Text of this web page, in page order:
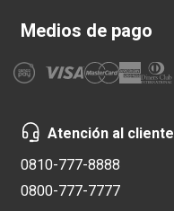
Medios de pago
Atención al cliente
0810-777-8888
0800-777-7777